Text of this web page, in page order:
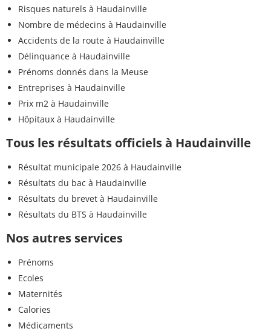
Risques naturels à Haudainville
Nombre de médecins à Haudainville
Accidents de la route à Haudainville
Délinquance à Haudainville
Prénoms donnés dans la Meuse
Entreprises à Haudainville
Prix m2 à Haudainville
Hôpitaux à Haudainville
Tous les résultats officiels à Haudainville
Résultat municipale 2026 à Haudainville
Résultats du bac à Haudainville
Résultats du brevet à Haudainville
Résultats du BTS à Haudainville
Nos autres services
Prénoms
Ecoles
Maternités
Calories
Médicaments